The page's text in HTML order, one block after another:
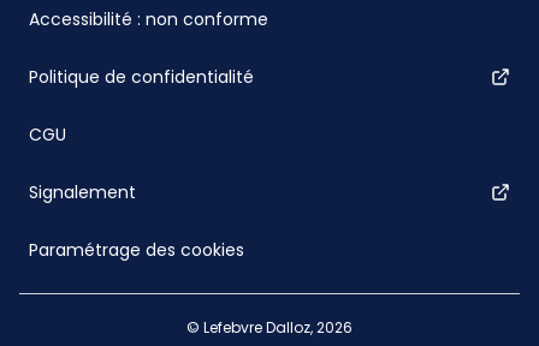
Accessibilité : non conforme
Politique de confidentialité
CGU
Signalement
Paramétrage des cookies
© Lefebvre Dalloz, 2026